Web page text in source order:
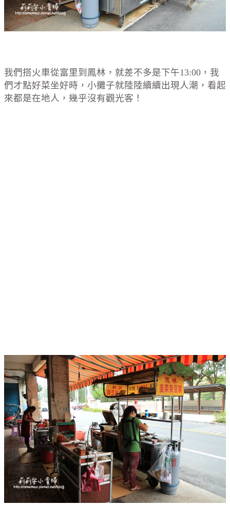
我們搭火車從富里到鳳林，就差不多是下午13:00，我
們才點好菜坐好時，小攤子就陸陸續續出現人潮，看起
來都是在地人，幾乎沒有觀光客！